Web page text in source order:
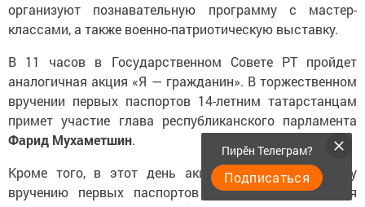
организуют познавательную программу с мастер-
классами, а также военно-патриотическую выставку.
В 11 часов в Государственном Совете РТ пройдет
аналогичная акция «Я — гражданин». В торжественном
вручении первых паспортов 14-летним татарстанцам
примет участие глава республиканского парламента
Фарид Мухаметшин.
Кроме того, в этот день акции по торжественному
вручению первых паспортов подросткам состоятся
Пирӗн Телеграм?
Подписаться